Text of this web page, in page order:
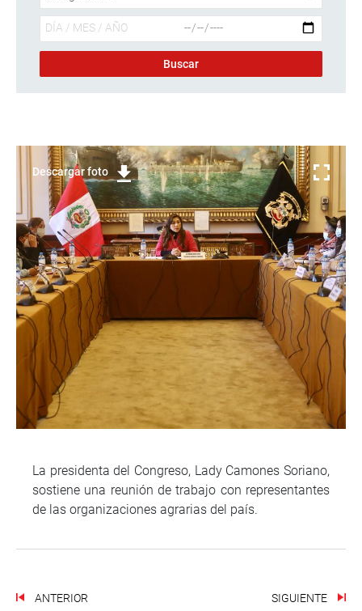
Descargar foto
La presidenta del Congreso, Lady Camones Soriano,
sostiene una reunión de trabajo con representantes
de las organizaciones agrarias del país.
ANTERIOR SIGUIENTE